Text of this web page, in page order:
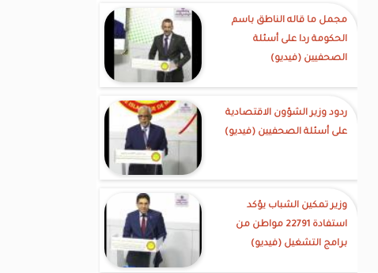
مجمل ما قاله الناطق باسم
الحكومة ردا على أسئلة
الصحفيين (فيديو)
ردود وزير الشؤون الاقتصادية
على أسئلة الصحفيين (فيديو)
وزير تمكين الشباب يؤكد
استفادة 22791 مواطن من
برامج التشغيل (فيديو)